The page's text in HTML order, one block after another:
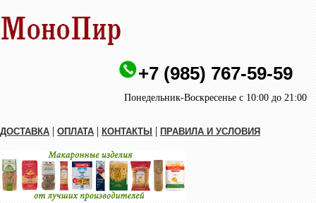
+7 (985) 767-59-59
Понедельник-Воскресенье с 10:00 до 21:00
ДОСТАВКА | ОПЛАТА | КОНТАКТЫ | ПРАВИЛА И УСЛОВИЯ